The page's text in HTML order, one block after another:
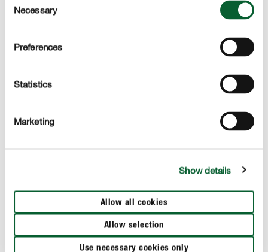
Selection
Necessary
Preferences
Statistics
Marketing
Show details
Allow all cookies
Allow selection
Use necessary cookies only
Przygotowanie